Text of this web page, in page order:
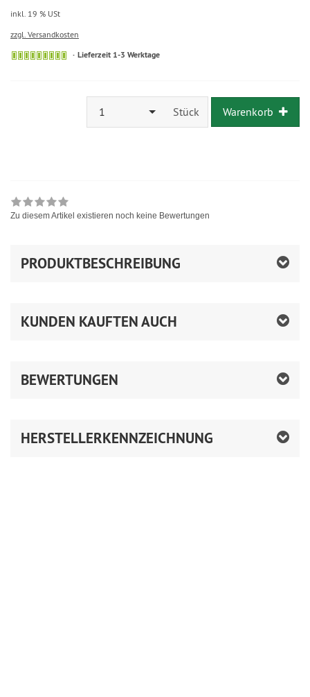
inkl. 19 % USt
zzgl. Versandkosten
Lieferzeit 1-3 Werktage
1 Stück Warenkorb
Zu diesem Artikel existieren noch keine Bewertungen
PRODUKTBESCHREIBUNG
KUNDEN KAUFTEN AUCH
BEWERTUNGEN
HERSTELLERKENNZEICHNUNG